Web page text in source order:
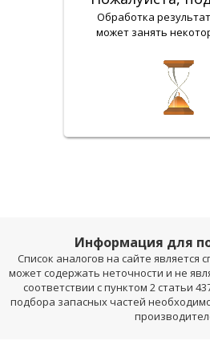
Обработка
может занять
Информация для
Список аналогов на сайте
может содержать неточности и не
соответствии с пунктом 2 статьи
подбора запасных частей